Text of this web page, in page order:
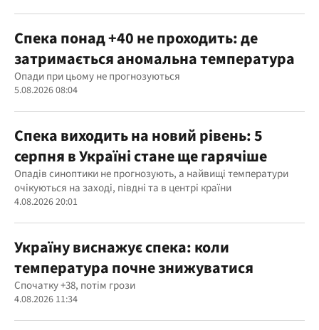
Спека понад +40 не проходить: де
затримається аномальна температура
Опади при цьому не прогнозуються
5.08.2026 08:04
Спека виходить на новий рівень: 5
серпня в Україні стане ще гарячіше
Опадів синоптики не прогнозують, а найвищі температури
очікуються на заході, півдні та в центрі країни
4.08.2026 20:01
Україну виснажує спека: коли
температура почне знижуватися
Спочатку +38, потім грози
4.08.2026 11:34